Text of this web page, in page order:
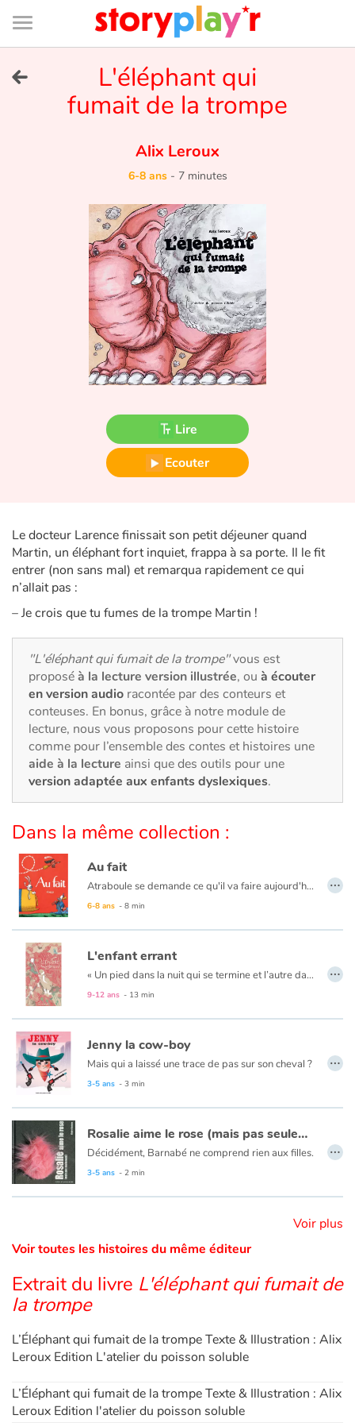
Connexion
Bibliothèque
de
page
Je me connecte
Bibliothèque
Contes d'ici et d'ailleurs
Fable, mythe, littérature et poésie
Ogres, monstres et sorcières
Les animaux
Voyage, épopée, enquête, aventure
Autour du monde
Apprentissage
Art, espace, activité
Documentaires
Quotidien et loisirs
À l'école
Fêtes et évènements
Amour et amitié
Sujets de société
Formats et illustrations
Catalogue anglais
Contraste +
Accueil
Famille
Écoles
Vidéos & Tutoriaux
L'éléphant qui
fumait de la trompe
Alix Leroux
6-8 ans- 7 minutes
Lire
Ecouter
Le docteur Larence finissait son petit déjeuner quand
Martin, un éléphant fort inquiet, frappa à sa porte. Il le fit
entrer (non sans mal) et remarqua rapidement ce qui
n’allait pas :
– Je crois que tu fumes de la trompe Martin !
"L'éléphant qui fumait de la trompe"vous est
proposéà la lecture version illustrée, ou à écouter
en version audio racontée par des conteurs et
conteuses. En bonus, grâce à notre module de
lecture, nous vous proposons pour cette histoire
comme pour l’ensemble des contes et histoires une
aide à la lecture ainsi que des outils pour une
version adaptée aux enfants dyslexiques.
Dans la même collection :
Au fait
Atraboule se demande ce qu'il va faire aujourd'hui. Déjeuner chez sa cousine Louise ? Aller chez le dentiste ? Passer au bureau ? Repasser à la maison ? Non, rien de tout ça. Il ira chasser l'ours.
6-8 ans - 8 min
…
L'enfant errant
« Un pied dans la nuit qui se termine et l’autre dans le jour qui se lève un enfant seul enjambe l’horizon. Il pose le pied sur la terre froide et se met en marche. »
9-12 ans - 13 min
…
Jenny la cow-boy
Mais qui a laissé une trace de pas sur son cheval ?
3-5 ans - 3 min
…
Rosalie aime le rose (mais pas seulement)
Décidément, Barnabé ne comprend rien aux filles.
3-5 ans - 2 min
…
Voir plus
Voir toutes les histoires du même éditeur
Extrait du livre L'éléphant qui fumait de
la trompe
L’Éléphant qui fumait de la trompe Texte & Illustration : Alix
Leroux Edition L'atelier du poisson soluble
L’Éléphant qui fumait de la trompe Texte & Illustration : Alix
Leroux Edition l'atelier du poisson soluble